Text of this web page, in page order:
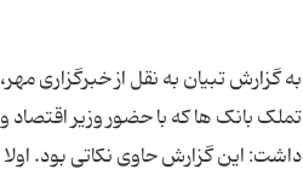
به گزارش تبیان به نقل از خبرگزاری
تملک بانک ها که با حضور وزیر